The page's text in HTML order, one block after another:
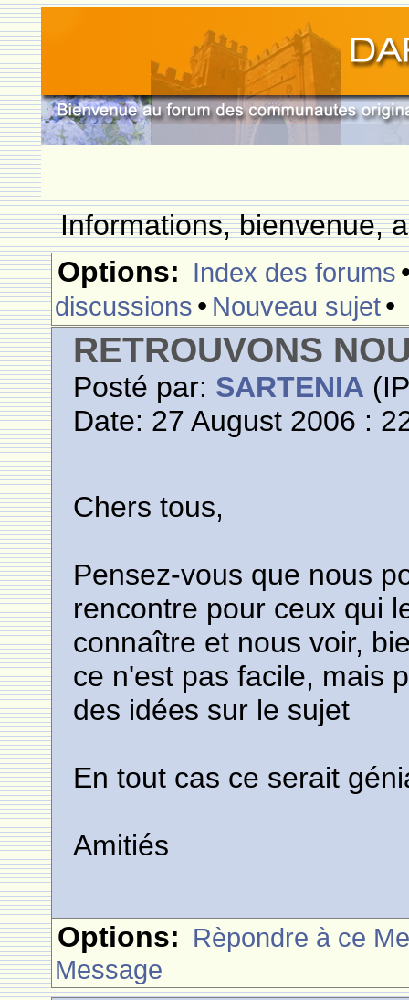
Informations, bienvenue,
Options: Index des forums
discussions • Nouveau sujet•
RETROUVONS
Posté par: SARTENIA
Date: 27 August 2006 :
Chers tous,
Pensez-vous que nous
rencontre pour ceux qui
connaître et nous voir,
ce n'est pas facile, mais
des idées sur le sujet
En tout cas ce serait
Amitiés
Options: Rèpondre à ce
Message